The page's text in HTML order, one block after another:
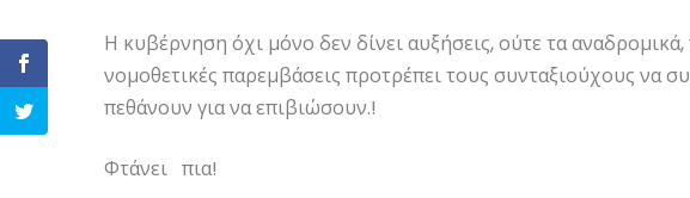
Η κυβέρνηση όχι μόνο δεν δίνει αυξήσεις, ούτε τα
νομοθετικές παρεμβάσεις προτρέπει τους συνταξιούχους να
πεθάνουν για να επιβιώσουν.!
Φτάνει πια!